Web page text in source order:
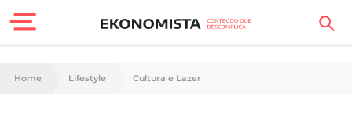
Finanças Pessoais
Home Lifestyle Cultura e Lazer